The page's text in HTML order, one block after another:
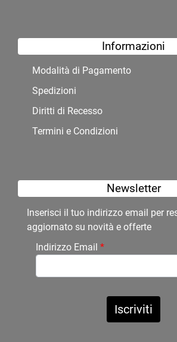
Informazioni
Modalità di Pagamento
Spedizioni
Diritti di Recesso
Termini e Condizioni
Newsletter
Inserisci il tuo indirizzo email per
aggiornato su novità e offerte
Indirizzo Email *